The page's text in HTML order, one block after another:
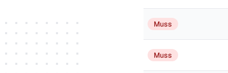
Muss
Muss